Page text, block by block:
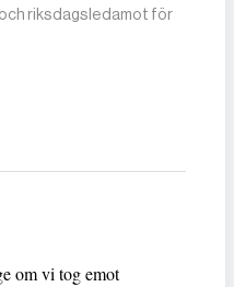
riksdagsledamot för
om vi tog emot